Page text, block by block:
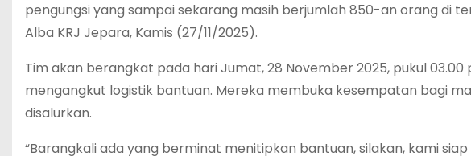
pengungsi yang sampai sekarang masih berjumlah 850-an orang di
Alba KRJ Jepara, Kamis (27/11/2025).
Tim akan berangkat pada hari Jumat, 28 November 2025, pukul
mengangkut logistik bantuan. Mereka membuka kesempatan bagi
disalurkan.
“Barangkali ada yang berminat menitipkan bantuan, silakan, kami